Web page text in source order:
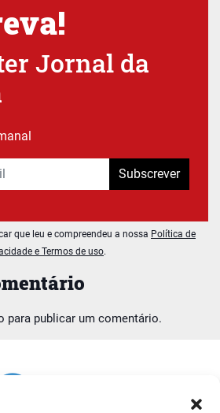
para publicar um comentário.
Jornal da
Subscrever
que leu e compreendeu a nossa Política de
e Termos de uso.